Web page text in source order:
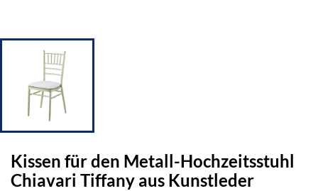
Kissen für den Metall-Hochzeitsstuhl
Chiavari Tiffany aus Kunstleder